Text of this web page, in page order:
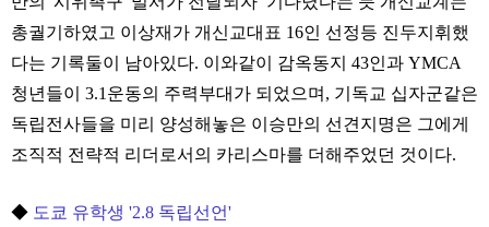
총궐기하였고 이상재가 개신교대표 16인 선정등 진두지휘했
다는 기록둘이 남아있다. 이와같이 감옥동지 43인과 YMCA
청년들이 3.1운동의 주력부대가 되었으며, 기독교 십자군같은
독립전사들을 미리 양성해놓은 이승만의 선견지명은 그에게
조직적 전략적 리더로서의 카리스마를 더해주었던 것이다.
◆ 도쿄 유학생 '2.8 독립선언'